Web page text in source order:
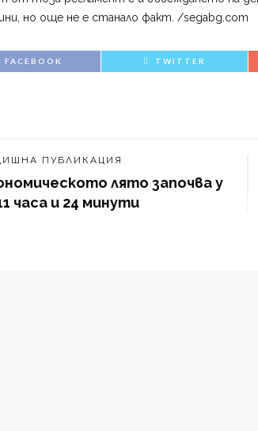
но още не е станало факт. /segabg.com
FACEBOOK TWITTER
ПУБЛИКАЦИЯ
лято започва у
часа и 24 минути